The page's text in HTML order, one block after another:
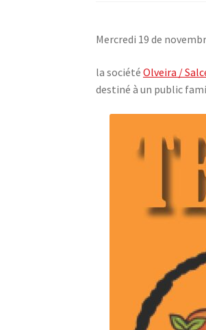
Mercredi 19 de
la sociétéOlveira /
destiné à un public